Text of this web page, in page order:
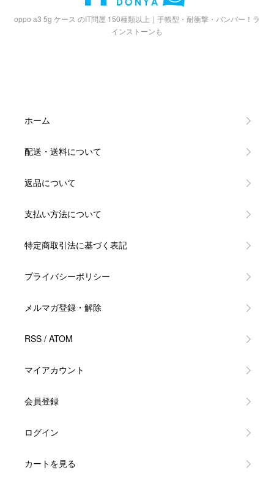
oppo a3 5g ケース のIT問屋 150種類以上｜手帳型・耐衝撃・バンパー！ラ
インストーンも
ホーム
配送・送料について
返品について
支払い方法について
特定商取引法に基づく表記
プライバシーポリシー
メルマガ登録・解除
RSS / ATOM
マイアカウント
会員登録
ログイン
カートを見る